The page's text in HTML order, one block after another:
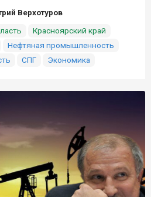
Верхотуров
Красноярский край
Нефтяная промышленность
СПГ Экономика